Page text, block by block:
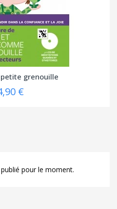
grenouille
€
pour le moment.